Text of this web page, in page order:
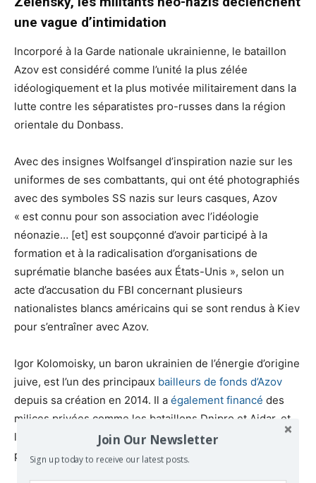
une vague d’intimidation
Incorporé à la Garde nationale ukrainienne, le bataillon
Azov est considéré comme l’unité la plus zélée
idéologiquement et la plus motivée militairement dans la
lutte contre les séparatistes pro-russes dans la région
orientale du Donbass.
Avec des insignes Wolfsangel d’inspiration nazie sur les
uniformes de ses combattants, qui ont été photographiés
avec des symboles SS nazis sur leurs casques, Azov
« est connu pour son association avec l’idéologie
néonazie… [et] est soupçonné d’avoir participé à la
formation et à la radicalisation d’organisations de
suprématie blanche basées aux États-Unis », selon un
acte d’accusation du FBI concernant plusieurs
nationalistes blancs américains qui se sont rendus à Kiev
pour s’entraîner avec Azov.
Igor Kolomoisky, un baron ukrainien de l’énergie d’origine
juive, est l’un des principaux bailleurs de fonds d’Azov
depuis sa création en 2014. Il a également financé des
milices privées comme les bataillons Dnipro et Aidar, et
les a
comme une escouade de voyous
personnelle pour protéger ses intérêts financiers.
Join Our Newsletter
Sign up today to receive our latest posts.